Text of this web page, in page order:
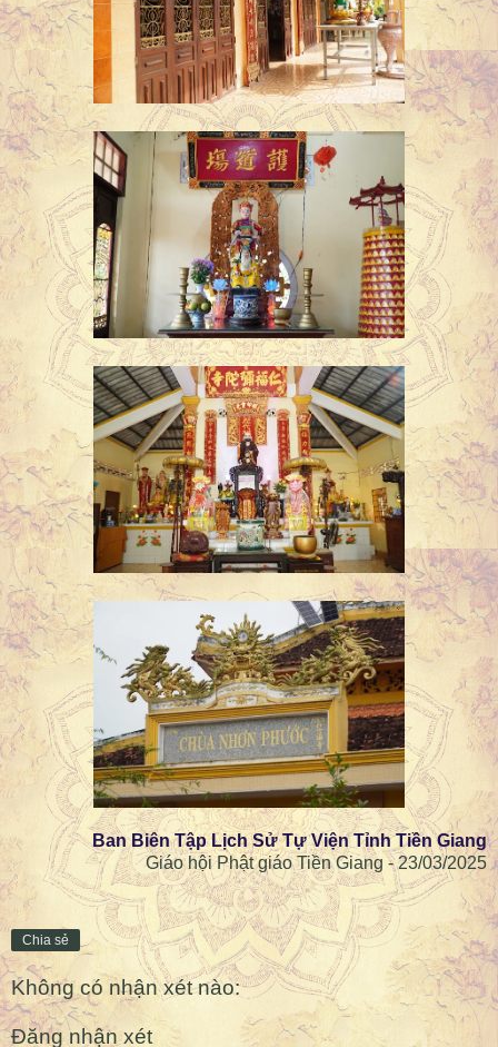
Ban Biên Tập Lịch Sử Tự Viện Tỉnh Tiền Giang
Giáo hội Phật giáo Tiền Giang - 23/03/2025
Chia sẻ
Không có nhận xét nào:
Đăng nhận xét